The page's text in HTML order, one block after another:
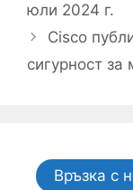
юли 2024 г.
Cisco
сигурност за
Връзка с